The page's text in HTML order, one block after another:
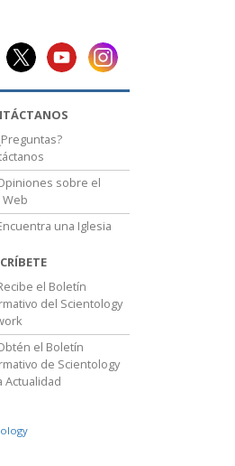
sobre el
Web
una Iglesia
el Boletín
del Scientology
el Boletín
de Scientology
Actualidad